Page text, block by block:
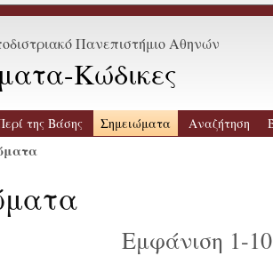
Πανεπιστήμιο Αθηνών
Κώδικες
της Βάσης Σημειώματα Αναζήτηση
Εμφάνιση 1-